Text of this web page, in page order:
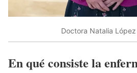
Doctora Natalia López
En qué consiste la